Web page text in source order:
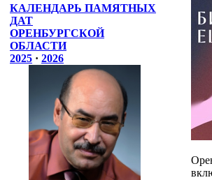
КАЛЕНДАРЬ ПАМЯТНЫХ
ДАТ
ОРЕНБУРГСКОЙ
ОБЛАСТИ
2025 · 2026